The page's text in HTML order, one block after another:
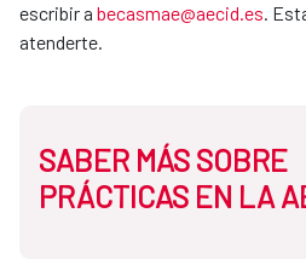
escribir a becasmae@aecid.es.
atenderte.
SABER MÁS SOBRE
PRÁCTICAS EN LA